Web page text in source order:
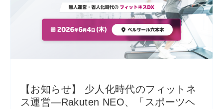
【お知らせ】 少人化時代のフィットネ
ス運営―Rakuten NEO、「スポーツヘ